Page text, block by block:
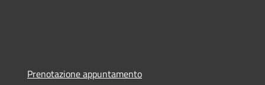
Prenotazione appuntamento